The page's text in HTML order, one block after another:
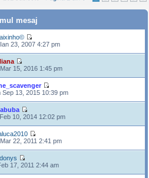
mesaj
23, 2007 4:27 pm
15, 2016 1:45 pm
Sep 13, 2015 10:39 pm
10, 2014 12:02 pm
22, 2011 2:41 pm
17, 2011 2:44 am